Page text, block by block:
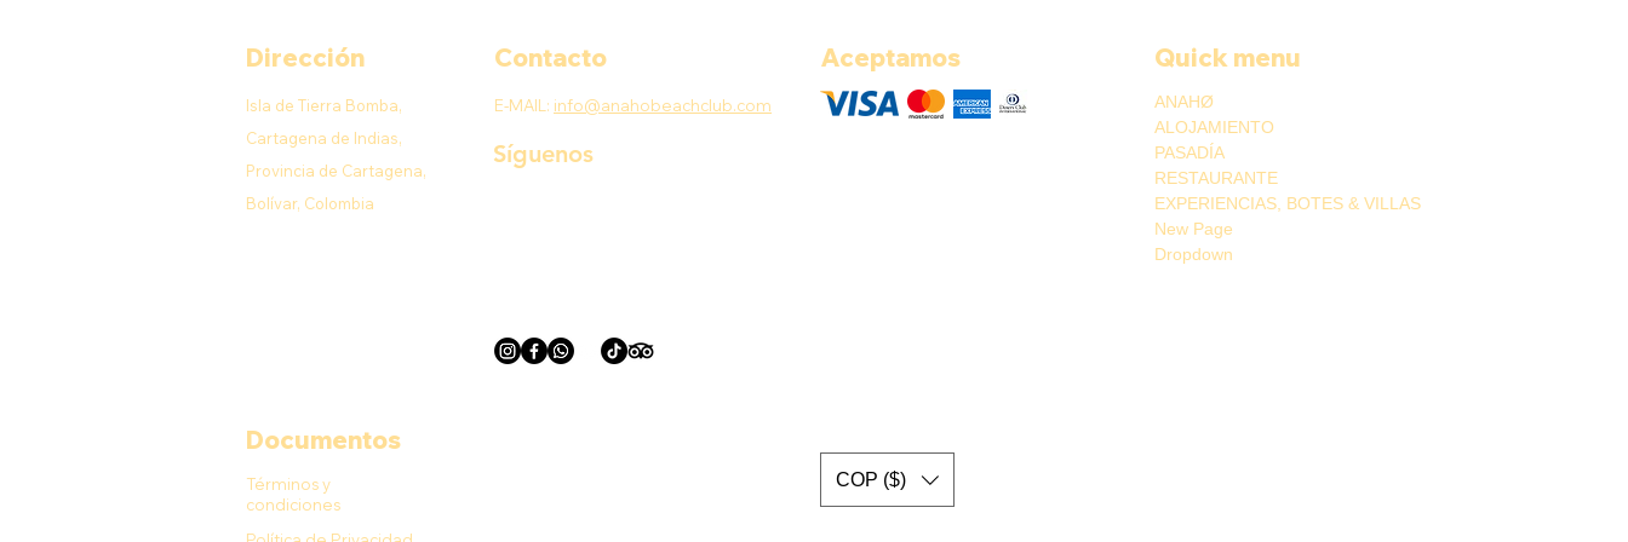
Dirección
Isla de Tierra Bomba,
Cartagena de Indias,
Provincia de Cartagena,
Bolívar, Colombia
Contacto
E-MAIL: info@anahobeachclub.com
Síguenos
Aceptamos Quick menu
ANAHØ
ALOJAMIENTO
PASADÍA
RESTAURANTE
EXPERIENCIAS, BOTES & VILLAS
New Page
Dropdown
Documentos
Términos y
condiciones
COP ($)